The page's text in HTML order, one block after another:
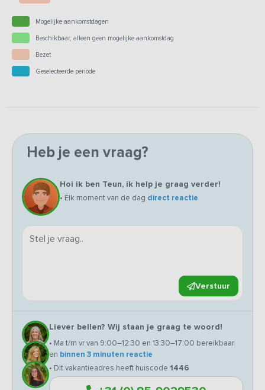
Mogelijke aankomstdagen
Beschikbaar, alleen geen mogelijke aankomstdag
Bezet
Geselecteerde periode
Heb je een vraag?
Hoi ik ben Teun, ik help je graag verder!
• Elk moment van de dag direct reactie
Verstuur
Liever bellen? Wij staan je graag te woord!
• Ma t/m vr van 9:00–12:30 en 13:30–17:00 bereikbaar
en binnen 3 minuten reactie
• Dit vakantieadres heeft huiscode 1446